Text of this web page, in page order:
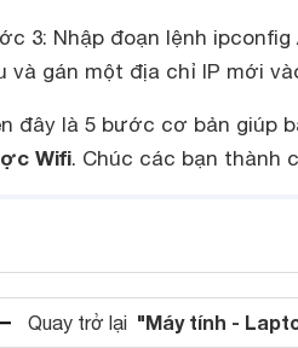
3: Nhập đoạn lệnh ipconfig
và gán một địa chỉ IP mới
đây là 5 bước cơ bản giúp
Wifi. Chúc các bạn thành
Quay trở lại "Máy tính -